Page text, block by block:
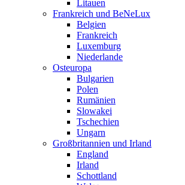
Litauen
Frankreich und BeNeLux
Belgien
Frankreich
Luxemburg
Niederlande
Osteuropa
Bulgarien
Polen
Rumänien
Slowakei
Tschechien
Ungarn
Großbritannien und Irland
England
Irland
Schottland